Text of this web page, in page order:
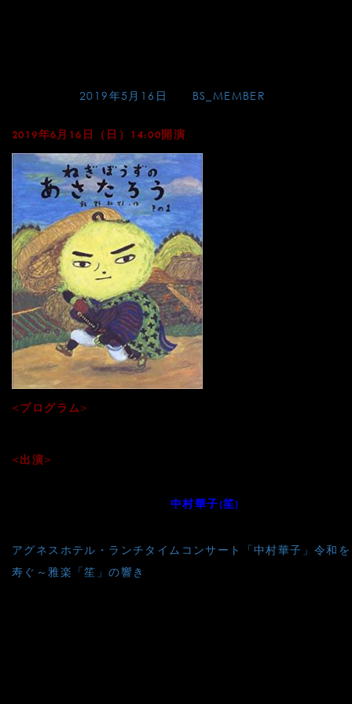
Posted on2019年5月16日 BS_MEMBER
2019年6月16日（日）14:00開演
<プログラム>
<出演>
中村華子(笙)
投
稿
アグネスホテル・ランチタイムコンサート「中村華子」令和を
寿ぐ～雅楽「笙」の響き